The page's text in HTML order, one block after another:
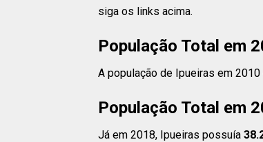
siga os links acima.
População Total em
A população de Ipueiras em 2010
População Total em
Já em 2018, Ipueiras possuía